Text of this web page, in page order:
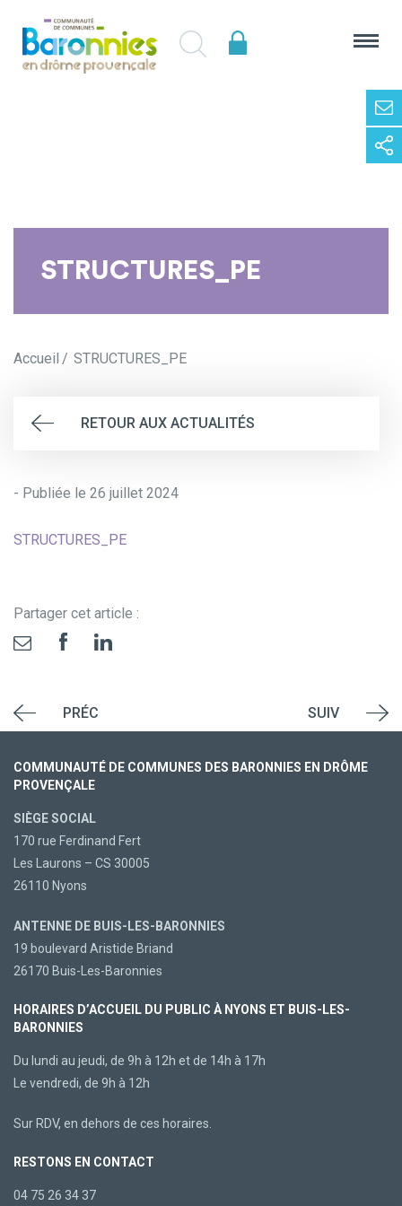
STRUCTURES_PE
Accueil STRUCTURES_PE
RETOUR AUX ACTUALITÉS
- Publiée le 26 juillet 2024
STRUCTURES_PE
Partager cet article :
PRÉC SUIV
COMMUNAUTÉ DE COMMUNES DES BARONNIES EN DRÔME
PROVENÇALE
SIÈGE SOCIAL
170 rue Ferdinand Fert
Les Laurons – CS 30005
26110 Nyons
ANTENNE DE BUIS-LES-BARONNIES
19 boulevard Aristide Briand
26170 Buis-Les-Baronnies
HORAIRES D’ACCUEIL DU PUBLIC À NYONS ET BUIS-LES-
BARONNIES
Du lundi au jeudi, de 9h à 12h et de 14h à 17h
Le vendredi, de 9h à 12h
Sur RDV, en dehors de ces horaires.
RESTONS EN CONTACT
04 75 26 34 37